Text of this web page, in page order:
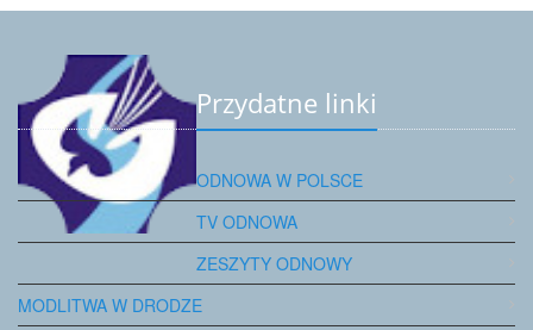
Przydatne linki
ODNOWA W POLSCE
TV ODNOWA
ZESZYTY ODNOWY
MODLITWA W DRODZE